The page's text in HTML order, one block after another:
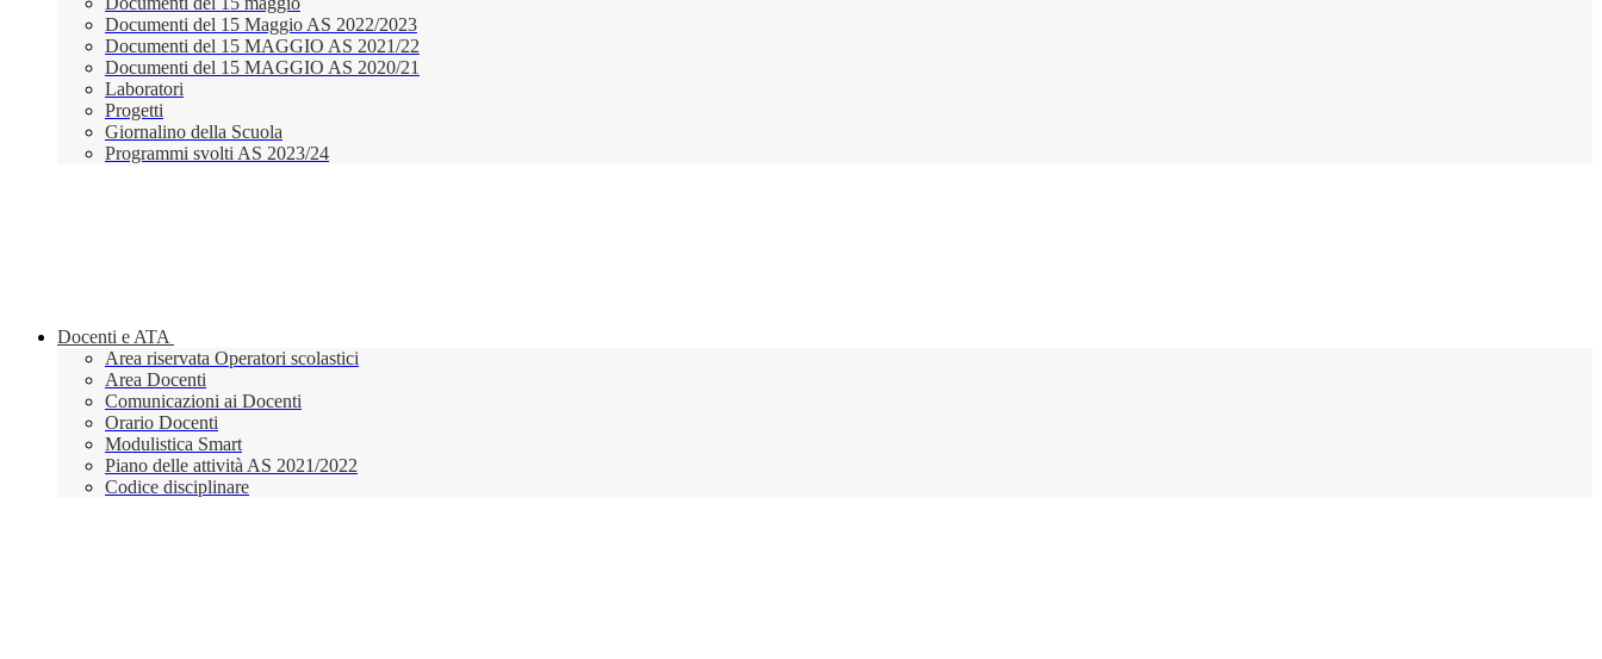
Documenti del 15 Maggio AS 2022/2023
Documenti del 15 MAGGIO AS 2021/22
Documenti del 15 MAGGIO AS 2020/21
Laboratori
Progetti
Giornalino della Scuola
Programmi svolti AS 2023/24
Docenti e ATA
Area riservata Operatori scolastici
Area Docenti
Comunicazioni ai Docenti
Orario Docenti
Modulistica Smart
Piano delle attività AS 2021/2022
Codice disciplinare